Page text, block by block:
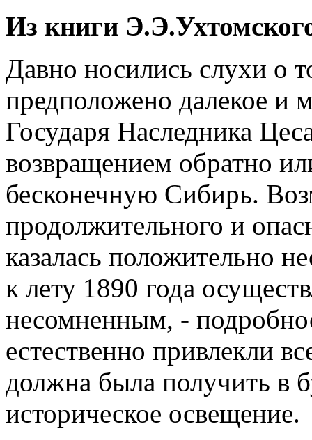
Из книги
Давно носились слухи о
предположено далекое и
Государя Наследника
возвращением обратно
бесконечную Сибирь.
продолжительного и
казалась положительно
к лету 1890 года
несомненным, -
естественно привлекли
должна была получить в
историческое освещение.